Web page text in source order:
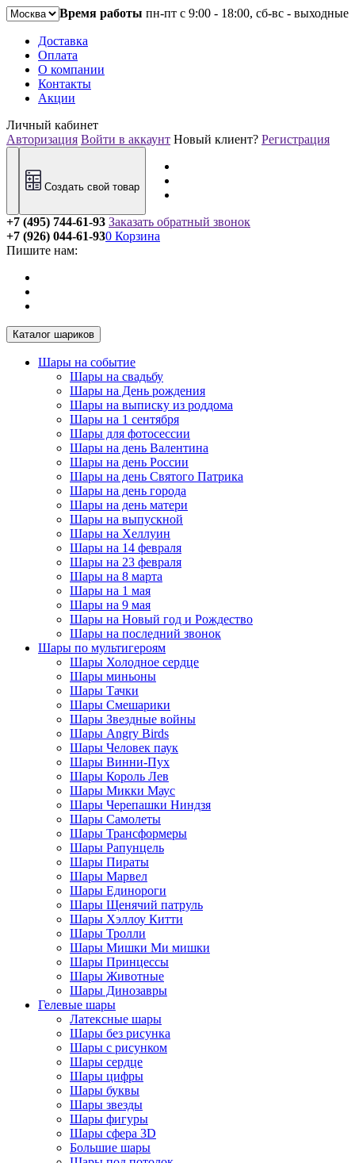
Время работы пн-пт с 9:00 - 18:00, сб-вс - выходные
Доставка
Оплата
О компании
Контакты
Акции
Личный кабинет
Авторизация Войти в аккаунт Новый клиент? Регистрация
Создать свой товар
+7 (495) 744-61-93 Заказать обратный звонок
+7 (926) 044-61-93
Пишите нам:
0 Корзина
Каталог шариков
Шары на событие
Шары на свадьбу
Шары на День рождения
Шары на выписку из роддома
Шары на 1 сентября
Шары для фотосессии
Шары на день Валентина
Шары на день России
Шары на день Святого Патрика
Шары на день города
Шары на день матери
Шары на выпускной
Шары на Хеллуин
Шары на 14 февраля
Шары на 23 февраля
Шары на 8 марта
Шары на 1 мая
Шары на 9 мая
Шары на Новый год и Рождество
Шары на последний звонок
Шары по мультигероям
Шары Холодное сердце
Шары миньоны
Шары Тачки
Шары Смешарики
Шары Звездные войны
Шары Angry Birds
Шары Человек паук
Шары Винни-Пух
Шары Король Лев
Шары Микки Маус
Шары Черепашки Ниндзя
Шары Самолеты
Шары Трансформеры
Шары Рапунцель
Шары Пираты
Шары Марвел
Шары Единороги
Шары Щенячий патруль
Шары Хэллоу Китти
Шары Тролли
Шары Мишки Ми мишки
Шары Принцессы
Шары Животные
Шары Динозавры
Гелевые шары
Латексные шары
Шары без рисунка
Шары с рисунком
Шары сердце
Шары цифры
Шары буквы
Шары звезды
Шары фигуры
Шары сфера 3D
Большие шары